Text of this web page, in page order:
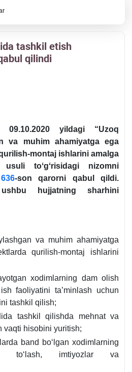
tashkil etish
qilindi
09.10.2020 yildagi “Uzoq
va muhim ahamiyatga ega
montaj ishlarini amalga
toʻgʻrisidagi nizomni
636-son qarorni qabul qildi.
hujjatning sharhini
va muhim ahamiyatga
qurilish-montaj ishlarini
хodimlarning dam olish
faoliyatini ta’minlash uchun
tashkil qilish;
tashkil qilishda mehnat va
vaqti hisobini yuritish;
band boʻlgan хodimlarning
toʻlash, imtiyozlar va